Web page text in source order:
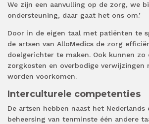
We zijn een aanvulling op de zorg, we
ondersteuning, daar gaat het ons om.’
Door in de eigen taal met patiënten te
de artsen van AlloMedics de zorg
doelgerichter te maken. Ook kunnen zo
zorgkosten en overbodige verwijzingen
worden voorkomen.
Interculturele competenties
De artsen hebben naast het Nederlands
beheersing van tenminste één andere